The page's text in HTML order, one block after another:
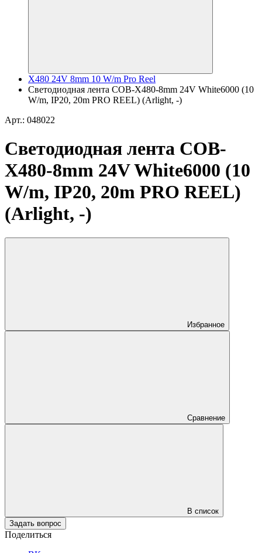
X480 24V 8mm 10 W/m Pro Reel
Светодиодная лента COB-X480-8mm 24V White6000 (10
W/m, IP20, 20m PRO REEL) (Arlight, -)
Арт.: 048022
Светодиодная лента COB-
X480-8mm 24V White6000 (10
W/m, IP20, 20m PRO REEL)
(Arlight, -)
Избранное
Сравнение
В список
Задать вопрос
Поделиться